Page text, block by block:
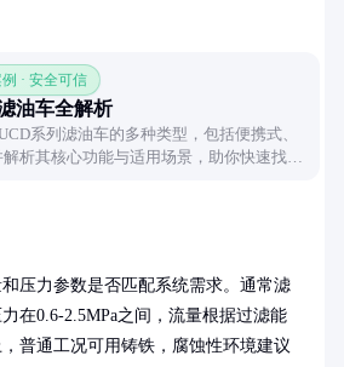
· 安全可信
油车全解析
系列滤油车的多种类型，包括便携式、
析其核心功能与适用场景，助你快速找到
压力参数是否匹配系统需求。通常滤
在0.6-2.5MPa之间，流量根据过滤能
普通工况可用铸铁，腐蚀性环境建议